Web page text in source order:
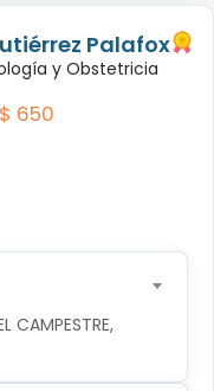
Palafox
y Obstetricia
$ 650
CAMPESTRE,